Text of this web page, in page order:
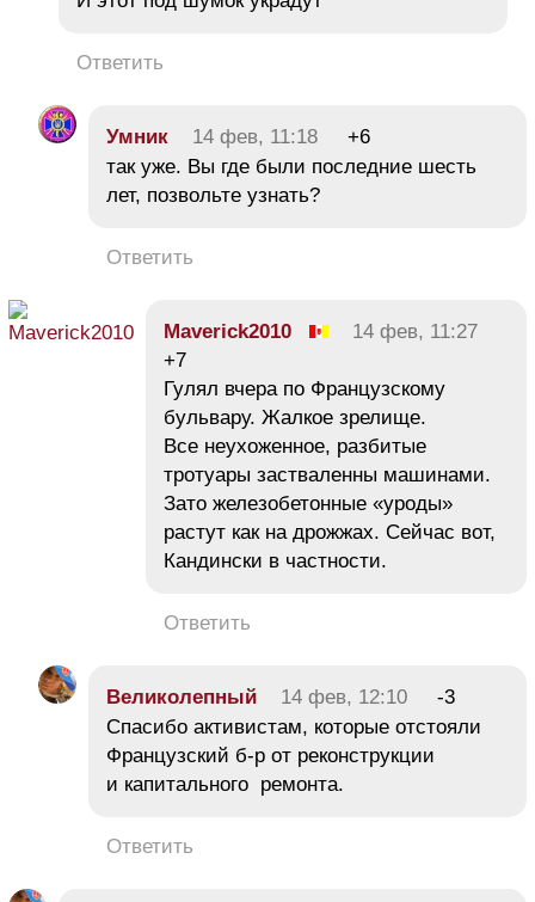
Ответить
Умник 14 фев, 11:18
+6
так уже. Вы где были последние шесть
лет, позвольте узнать?
Ответить
Maverick2010
14 фев, 11:27
+7
Гулял вчера по Французскому
бульвару. Жалкое зрелище.
Все неухоженное, разбитые
тротуары застваленны машинами.
Зато железобетонные «уроды»
растут как на дрожжах. Сейчас вот,
Кандински в частности.
Ответить
Великолепный 14 фев, 12:10
-3
Спасибо активистам, которые отстояли
Французский б-р от реконструкции
и капитального ремонта.
Ответить